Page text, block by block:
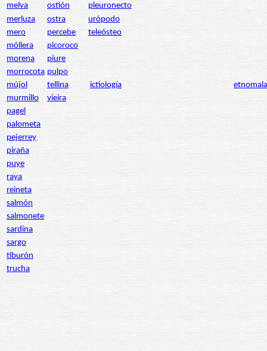
melva
ostión
pleuronecto
merluza
ostra
urópodo
mero
percebe
teleósteo
móllera
picoroco
morena
piure
morrocota pulpo
mújol
tellina ictiología
murmillo
vieira
pagel
palometa
pejerrey
piraña
puye
raya
reineta
salmón
salmonete
sardina
sargo
tiburón
trucha